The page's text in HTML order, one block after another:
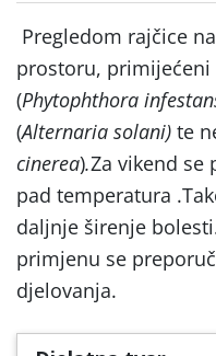
Pregledom rajčice
prostoru,
(Phytophthora
(Alternaria solani) te
cinerea).Za vikend se
pad temperatura
daljnje širenje
primjenu se
djelovanja.